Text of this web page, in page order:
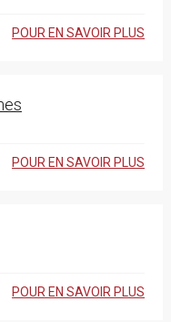
POUR EN SAVOIR PLUS
POUR EN SAVOIR PLUS
POUR EN SAVOIR PLUS